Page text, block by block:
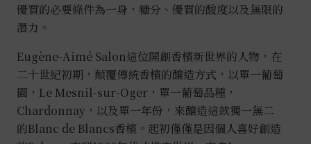
2012
0.75L
數
量
優質的必要條件為一身，糖分、優質的酸度以及無限的
潛力。
Eugène-Aimé Salon這位開創香檳新世界的人物，在
二十世紀初期，顛覆傳統香檳的釀造方式，以單一葡萄
園，Le Mesnil-sur-Oger，單一葡萄品種，
Chardonnay，以及單一年份，來釀造這款獨一無二
的Blanc de Blancs香檳。起初僅僅是因個人喜好創造